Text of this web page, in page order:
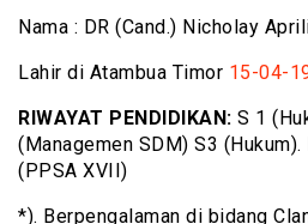
Nama : DR (Cand.) Nicholay
Lahir di Atambua Timor 15-04-
RIWAYAT PENDIDIKAN: S 1
(Managemen SDM) S3
(PPSA XVII)
*). Berpengalaman di bidang